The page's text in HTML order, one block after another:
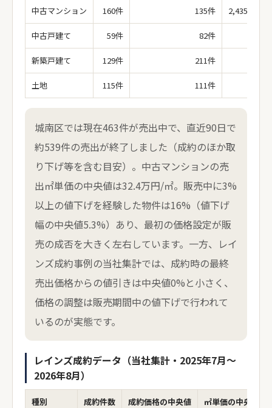
中古マンション 160件 135件 2,435万円
中古戸建て 59件 82件
新築戸建て 129件 211件
土地 115件 111件
城南区では現在463件が売出中で、直近90日で
約539件の売出が終了しました（成約のほか取
り下げ等を含む目安）。中古マンションの売
出㎡単価の中央値は32.4万円/㎡。販売中に3%
以上の値下げを経験した物件は16%（値下げ
幅の中央値5.3%）あり、最初の価格設定が販
売の成否を大きく左右しています。一方、レイ
ンズ成約事例の当社集計では、成約時の最終
売出価格からの値引きは中央値0%と小さく、
価格の調整は販売期間中の値下げで行われて
いるのが実態です。
レインズ成約データ（当社集計・2025年7月〜
2026年8月）
種別 成約件数 成約価格の中央値 ㎡単価の中央値